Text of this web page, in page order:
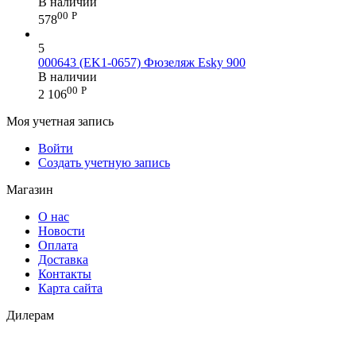
57800 Р
5
000643 (EK1-0657) Фюзеляж Esky 900
В наличии
2 10600 Р
Моя учетная запись
Войти
Создать учетную запись
Магазин
О нас
Новости
Оплата
Доставка
Контакты
Карта сайта
Дилерам